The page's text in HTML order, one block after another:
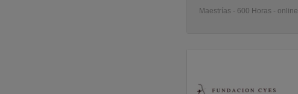
Maestrías - 600 Horas - online